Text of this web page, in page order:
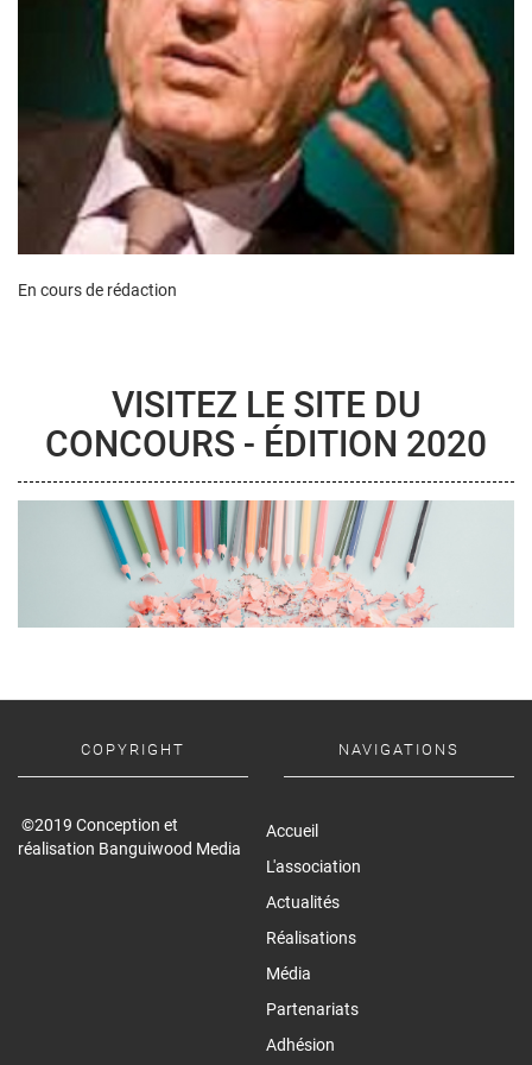
En cours de rédaction
VISITEZ LE SITE DU
CONCOURS - ÉDITION 2020
COPYRIGHT
©2019 Conception et
réalisation Banguiwood Media
NAVIGATIONS
Accueil
L'association
Actualités
Réalisations
Média
Partenariats
Adhésion